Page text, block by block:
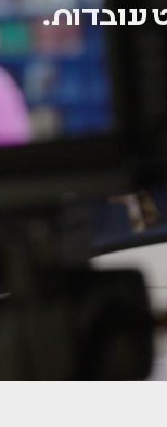
עובדות.